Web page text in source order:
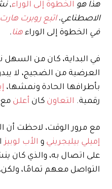
هذا هو الخطوة إلى الوراء,
الاصطناعي،اتبع روبرت هارت
في الخطوة إلى الوراء هنا.
في البداية، كان من السهل
العرضية من الضجيج، لا
بأطرافها الحادة ونمشها،
رقمية. التعاون كان أعلن مع
مع مرور الوقت، لاحظت أن
إميلي بيليجريني و الأب لوبيز
على اتصال به، والذي كان
التواصل معهم تمامًا،